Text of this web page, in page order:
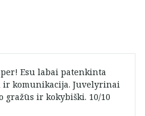
Esu labai patenkinta
komunikacija. Juvelyrinai
ir kokybiški. 10/10